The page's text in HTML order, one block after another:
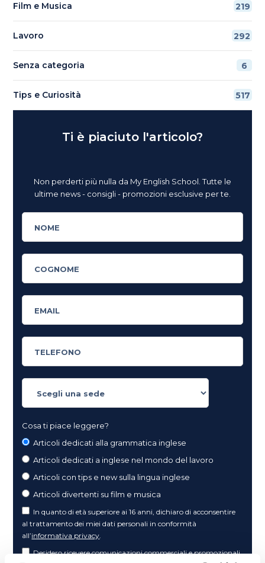
Film e Musica 219
Lavoro 292
Senza categoria 6
Tips e Curiosità 517
Ti è piaciuto l'articolo?
Non perderti più nulla da My English School. Tutte le
ultime news - consigli - promozioni esclusive per te.
Cosa ti piace leggere?
Articoli dedicati alla grammatica inglese
Articoli dedicati a inglese nel mondo del lavoro
Articoli con tips e new sulla lingua inglese
Articoli divertenti su film e musica
In quanto di età superiore ai 16 anni, dichiaro di acconsentire
al trattamento dei miei dati personali in conformità
all’informativa privacy.
Desidero ricevere comunicazioni commerciali e promozionali